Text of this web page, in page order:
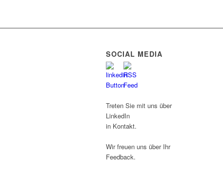
SOCIAL MEDIA
Treten Sie mit uns über
LinkedIn
in Kontakt.
Wir freuen uns über Ihr
Feedback.